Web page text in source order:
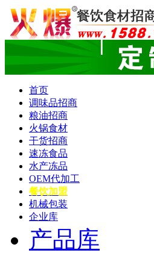
首页
调味品招商
粮油招商
火锅食材
干货招商
速冻食品
水产冻品
OEM代加工
餐饮加盟
机械包装
企业库
产品库